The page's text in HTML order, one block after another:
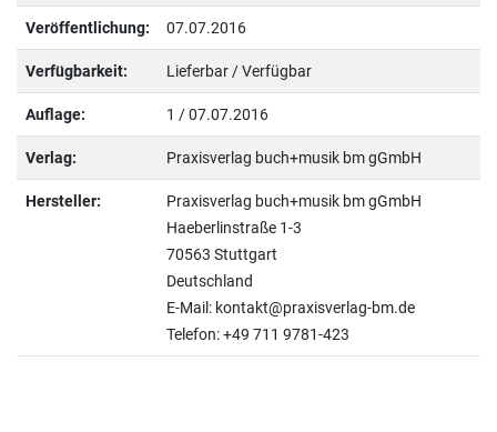
Veröffentlichung: 07.07.2016
Verfügbarkeit: Lieferbar / Verfügbar
Auflage: 1 / 07.07.2016
Verlag: Praxisverlag buch+musik bm gGmbH
Hersteller:
Praxisverlag buch+musik bm gGmbH
Haeberlinstraße 1-3
70563 Stuttgart
Deutschland
E-Mail: kontakt@praxisverlag-bm.de
Telefon: +49 711 9781-423